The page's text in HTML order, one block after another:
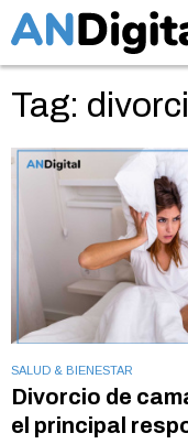
Tag:
SALUD & BIENESTAR
Divorcio de
el principal